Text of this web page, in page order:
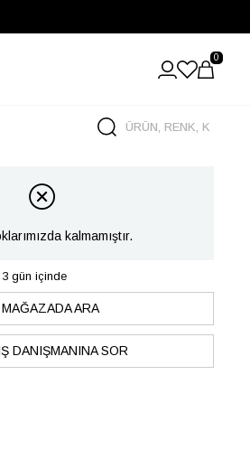
0
kalmamıştır.
3 gün içinde
MAĞAZADA ARA
DANIŞMANINA SOR